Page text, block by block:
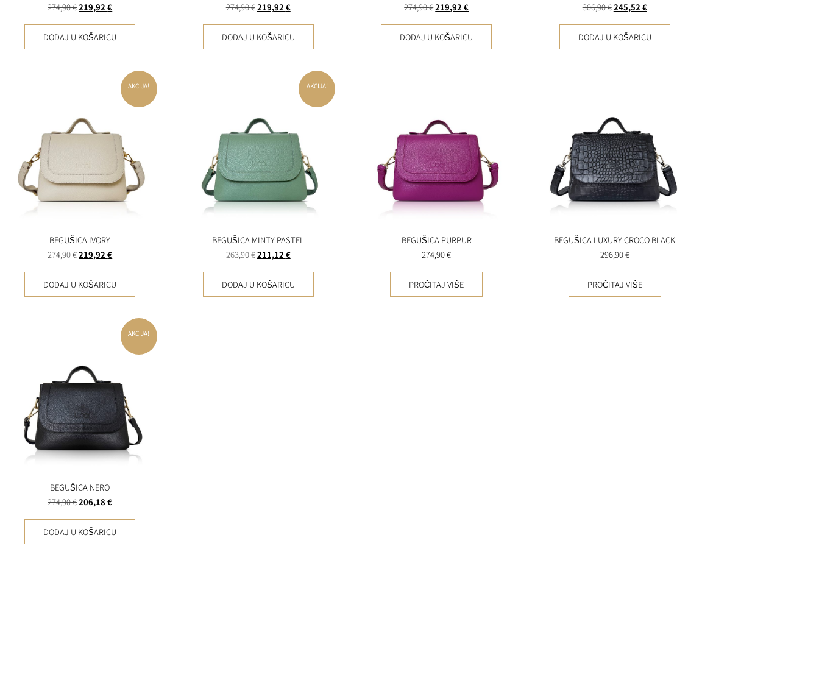
274,90€219,92€
DODAJ U KOŠARICU
274,90€219,92 €
DODAJ U KOŠARICU
274,90€219,92€
DODAJ U KOŠARICU
306,90€245,52 €
DODAJ U KOŠARICU
AKCIJA!
BEGUŠICA IVORY
274,90€219,92€
DODAJ U KOŠARICU
AKCIJA!
BEGUŠICA MINTY PASTEL
263,90€211,12 €
DODAJ U KOŠARICU
BEGUŠICA PURPUR
274,90€
PROČITAJ VIŠE
BEGUŠICA LUXURY CROCO BLACK
296,90€
PROČITAJ VIŠE
AKCIJA!
BEGUŠICA NERO
274,90€206,18€
DODAJ U KOŠARICU